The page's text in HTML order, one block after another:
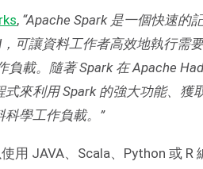
, “Apache Spark 是一個快速
可讓資料工作者高效地執行需
負載。隨著 Spark 在 Apache
式來利用 Spark 的強大功能、
科學工作負載。”
用 JAVA、Scala、Python 或